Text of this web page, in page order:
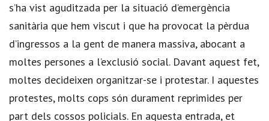
s’ha vist aguditzada per la situació d’emergència
sanitària que hem viscut i que ha provocat la pèrdua
d’ingressos a la gent de manera massiva, abocant a
moltes persones a l’exclusió social. Davant aquest fet,
moltes decideixen organitzar-se i protestar. I aquestes
protestes, molts cops són durament reprimides per
part dels cossos policials. En aquesta entrada, et